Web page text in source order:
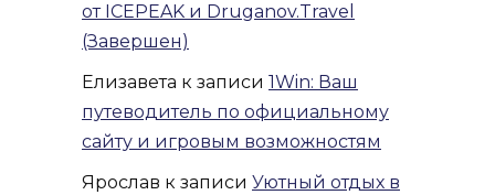
от ICEPEAK и Druganov.Travel
(Завершен)
Елизавета к записи 1Win: Ваш
путеводитель по официальному
сайту и игровым возможностям
Ярослав к записи Уютный отдых в